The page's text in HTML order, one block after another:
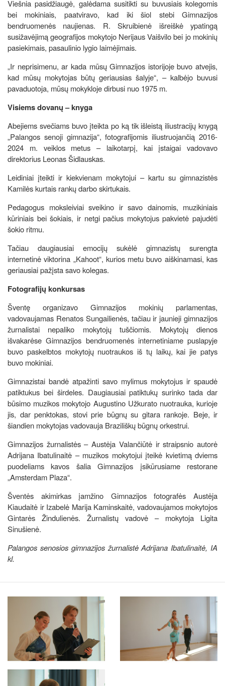
Viešnia pasidžiaugė, galėdama susitikti su buvusiais kolegomis
bei mokiniais, paatviravo, kad iki šiol stebi Gimnazijos
bendruomenės naujienas. R. Skruibienė išreiškė ypatingą
susižavėjimą geografijos mokytojo Nerijaus Vaišvilo bei jo mokinių
pasiekimais, pasaulinio lygio laimėjimais.
„Ir neprisimenu, ar kada mūsų Gimnazijos istorijoje buvo atvejis,
kad mūsų mokytojas būtų geriausias šalyje“, – kalbėjo buvusi
pavaduotoja, mūsų mokykloje dirbusi nuo 1975 m.
Visiems dovanų – knyga
Abejiems svečiams buvo įteikta po ką tik išleistą iliustracijų knygą
„Palangos senoji gimnazija“, fotografijomis iliustruojančią 2016-
2024 m. veiklos metus – laikotarpį, kai įstaigai vadovavo
direktorius Leonas Šidlauskas.
Leidiniai įteikti ir kiekvienam mokytojui – kartu su gimnazistės
Kamilės kurtais rankų darbo skirtukais.
Pedagogus moksleiviai sveikino ir savo dainomis, muzikiniais
kūriniais bei šokiais, ir netgi pačius mokytojus pakvietė pajudėti
šokio ritmu.
Tačiau daugiausiai emocijų sukėlė gimnazistų surengta
internetinė viktorina „Kahoot“, kurios metu buvo aiškinamasi, kas
geriausiai pažįsta savo kolegas.
Fotografijų konkursas
Šventę organizavo Gimnazijos mokinių parlamentas,
vadovaujamas Renatos Sungailienės, tačiau ir jaunieji gimnazijos
žurnalistai nepaliko mokytojų tuščiomis. Mokytojų dienos
išvakarėse Gimnazijos bendruomenės internetiniame puslapyje
buvo paskelbtos mokytojų nuotraukos iš tų laikų, kai jie patys
buvo mokiniai.
Gimnazistai bandė atpažinti savo mylimus mokytojus ir spaudė
patiktukus bei širdeles. Daugiausiai patiktukų surinko tada dar
būsimo muzikos mokytojo Augustino Užkurato nuotrauka, kurioje
jis, dar penktokas, stovi prie būgnų su gitara rankoje. Beje, ir
šiandien mokytojas vadovauja Braziliškų būgnų orkestrui.
Gimnazijos žurnalistės – Austėja Valančiūtė ir straipsnio autorė
Adrijana Ibatulinaitė – muzikos mokytojui įteikė kvietimą dviems
puodeliams kavos šalia Gimnazijos įsikūrusiame restorane
„Amsterdam Plaza“.
Šventės akimirkas įamžino Gimnazijos fotografės Austėja
Kiaudaitė ir Izabelė Marija Kaminskaitė, vadovaujamos mokytojos
Gintarės Žindulienės. Žurnalistų vadovė – mokytoja Ligita
Sinušienė.
Palangos senosios gimnazijos žurnalistė Adrijana Ibatulinaitė, IA
kl.